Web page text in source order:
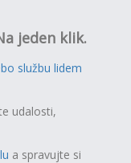
jeden klik.
službu lidem
udalosti,
a spravujte si